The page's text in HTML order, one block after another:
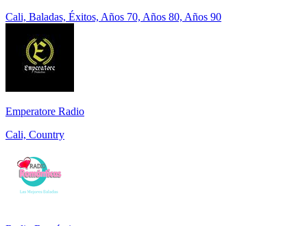
Cali, Baladas, Éxitos, Años 70, Años 80, Años 90
Emperatore Radio
Cali, Country